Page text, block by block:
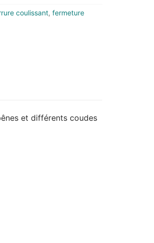
coulissant, fermeture
et différents coudes